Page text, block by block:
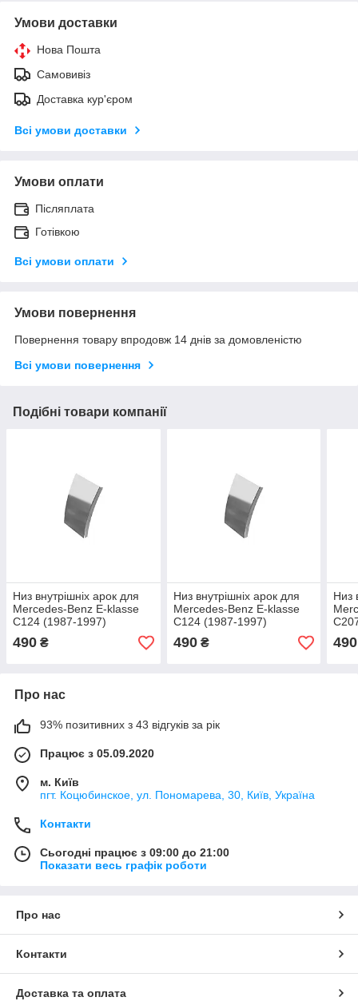
Умови доставки
Нова Пошта
Самовивіз
Доставка кур'єром
Всі умови доставки
Умови оплати
Післяплата
Готівкою
Всі умови оплати
Умови повернення
Повернення товару впродовж 14 днів за домовленістю
Всі умови повернення
Подібні товари компанії
Низ внутрішніх арок для
Mercedes-Benz E-klasse
C124 (1987-1997)
490 ₴
Низ внутрішніх арок для
Mercedes-Benz E-klasse
C124 (1987-1997)
490₴
Низ
490
Про нас
93% позитивних з 43 відгуків за рік
Працює з 05.09.2020
м. Київ
пгт. Коцюбинское, ул. Пономарева, 30, Київ, Україна
Контакти
Сьогодні працює з 09:00 до 21:00
Показати весь графік роботи
Про нас
Контакти
Доставка та оплата